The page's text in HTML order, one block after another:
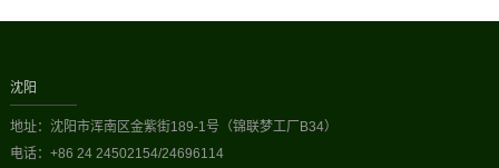
沈阳
地址：沈阳市浑南区金紫街189-1号（锦联梦工厂B34）
电话：+86 24 24502154/24696114